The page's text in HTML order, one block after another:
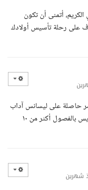
أتمنى أن تكون
على رحلة تأسيس أولادك
حاصلة على ليسانس آداب
وتربية قسم اللغة الإنجليزية ولدي خبرة بالتدريس بالفصول أكثر من ١٠
شهرين